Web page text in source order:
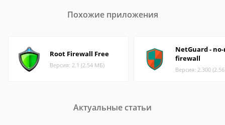
Похожие приложения
Root Firewall Free
Версия: 2.1 (2.54 МБ)
NetGuard -
firewall
Версия: 2.300
Актуальные статьи